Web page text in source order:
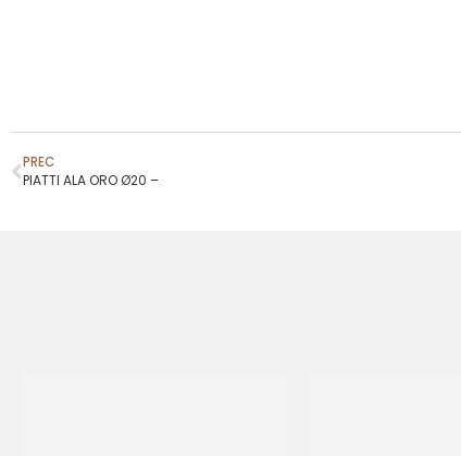
PREC
PIATTI ALA ORO Ø20 –